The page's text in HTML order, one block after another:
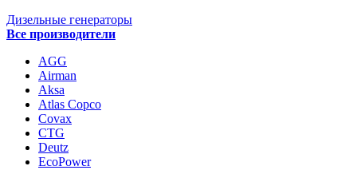
Дизельные генераторы
Все производители
AGG
Airman
Aksa
Atlas Copco
Covax
CTG
Deutz
EcoPower